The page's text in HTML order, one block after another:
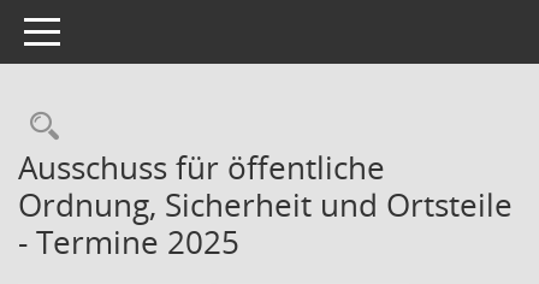
Toggle navigation
Rechercheauswahl
Ausschuss für öffentliche
Ordnung, Sicherheit und Ortsteile
- Termine 2025